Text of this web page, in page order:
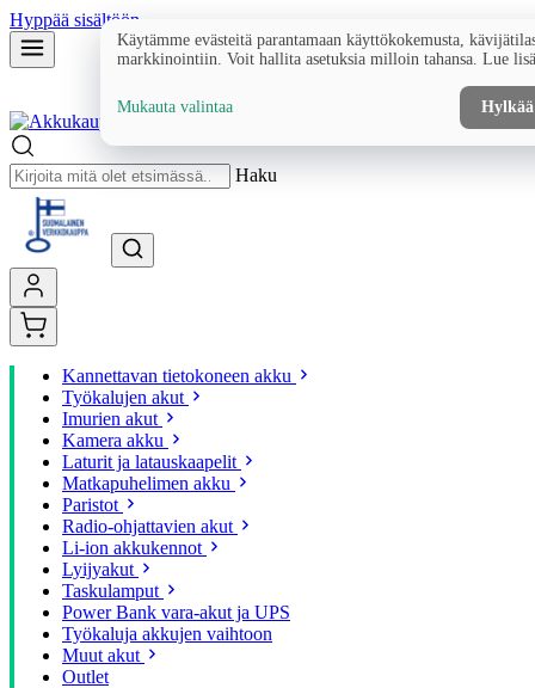
Hyppää sisältöön
Haku
Kannettavan tietokoneen akku
Työkalujen akut
Imurien akut
Kamera akku
Laturit ja latauskaapelit
Matkapuhelimen akku
Paristot
Radio-ohjattavien akut
Li-ion akkukennot
Lyijyakut
Taskulamput
Power Bank vara-akut ja UPS
Työkaluja akkujen vaihtoon
Muut akut
Outlet
Käytämme evästeitä parantamaan käyttökokemusta,
markkinointiin. Voit hallita asetuksia milloin tahansa. Lue
Mukauta valintaa Hylkää